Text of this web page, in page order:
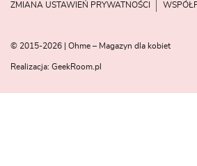
ZMIANA USTAWIEŃ PRYWATNOŚCI
© 2015-2026 | Ohme – Magazyn dla kobiet
Realizacja: GeekRoom.pl